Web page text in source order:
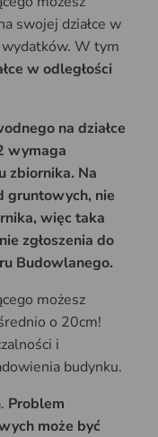
swojej działce w
W tym
w odległości
na działce
wymaga
zbiornika. Na
gruntowych, nie
więc taka
zgłoszenia do
Budowlanego.
możesz
o 20cm!
i
budynku.
Problem
może być